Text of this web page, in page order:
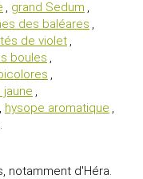
, grand Sedum ,
des baléares ,
de violet ,
boules ,
,
jaune ,
, hysope aromatique ,
notamment d'Héra.